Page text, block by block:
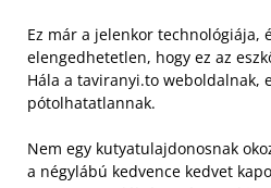
Ez már a jelenkor technológiája,
elengedhetetlen, hogy ez az
Hála a taviranyi.to weboldalnak,
pótolhatatlannak.
Nem egy kutyatulajdonosnak
a négylábú kedvence kedvet